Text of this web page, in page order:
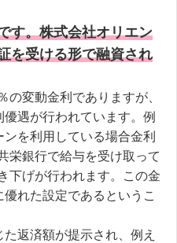
す。株式会社オリエン
を受ける形で融資され
の変動金利でありますが、
遇が行われています。例
を利用している場合金利
栄銀行で給与を受け取って
下げが行われます。この金
れた設定であるというこ
返済額が提示され、例え